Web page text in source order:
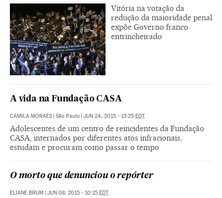
Vitória na votação da
redução da maioridade penal
expõe Governo franco
entrincheirado
A vida na Fundação CASA
CAMILA MORAES | São Paulo | JUN 24, 2015 - 13:25 EDT
Adolescentes de um centro de reincidentes da Fundação
CASA, internados por diferentes atos infracionais,
estudam e procuram como passar o tempo
O morto que denunciou o repórter
ELIANE BRUM | JUN 08, 2015 - 10:15 EDT